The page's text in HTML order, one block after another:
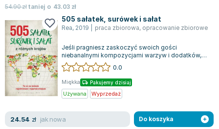
Terry Pratchett
Virginia Woolf
Lorraine Warren
Ajahn Brahm
Lucinda Riley
Jacek Walkiewicz
54.90złtaniej o 43.03 zł
505 sałatek, surówek i sałat
Rea, 2019 praca zbiorowa, opracowanie zbiorowe
Jeśli pragniesz zaskoczyć swoich gości
niebanalnymi kompozycjami warzyw i dodatków,
sięgnij po nasze oryginalne sałatki. Są one ni...
0.0
Miękka Pakujemy dzisiaj
Używana Wyprzedaż
24.54 zł jak nowa Do koszyka